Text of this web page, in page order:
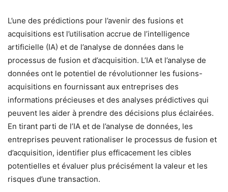
L’une des prédictions pour l’avenir des fusions et
acquisitions est l’utilisation accrue de l’intelligence
artificielle (IA) et de l’analyse de données dans le
processus de fusion et d’acquisition. L’IA et l’analyse de
données ont le potentiel de révolutionner les fusions-
acquisitions en fournissant aux entreprises des
informations précieuses et des analyses prédictives qui
peuvent les aider à prendre des décisions plus éclairées.
En tirant parti de l’IA et de l’analyse de données, les
entreprises peuvent rationaliser le processus de fusion et
d’acquisition, identifier plus efficacement les cibles
potentielles et évaluer plus précisément la valeur et les
risques d’une transaction.